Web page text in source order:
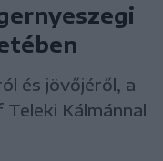
és jövőjéről, a
Kálmánnal